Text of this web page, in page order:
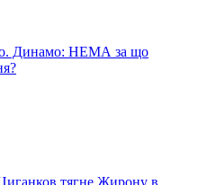
Динамо: НЕМА за що
тягне Жирону в